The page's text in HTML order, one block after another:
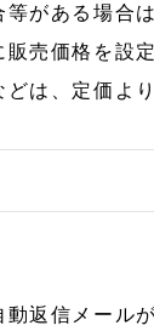
等がある場合
販売価格を設
どは、定価よ
動返信メール